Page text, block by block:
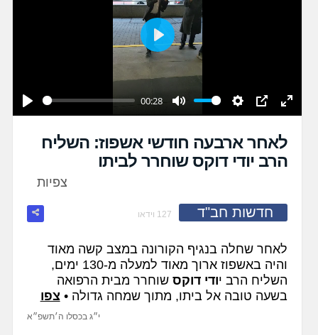
Play
00:28
Mute Settings PIPEnter
fullscreen
Play
לאחר ארבעה חודשי אשפוז: השליח
הרב יודי דוקס שוחרר לביתו
צפיות
חדשות חב"ד 127 וידאו
לאחר שחלה בנגיף הקורונה במצב קשה מאוד
והיה באשפוז ארוך מאוד למעלה מ-130 ימים,
השליח הרב יודי דוקס שוחרר מבית הרפואה
בשעה טובה אל ביתו, מתוך שמחה גדולה • צפו
י״ג בכסלו ה׳תשפ״א